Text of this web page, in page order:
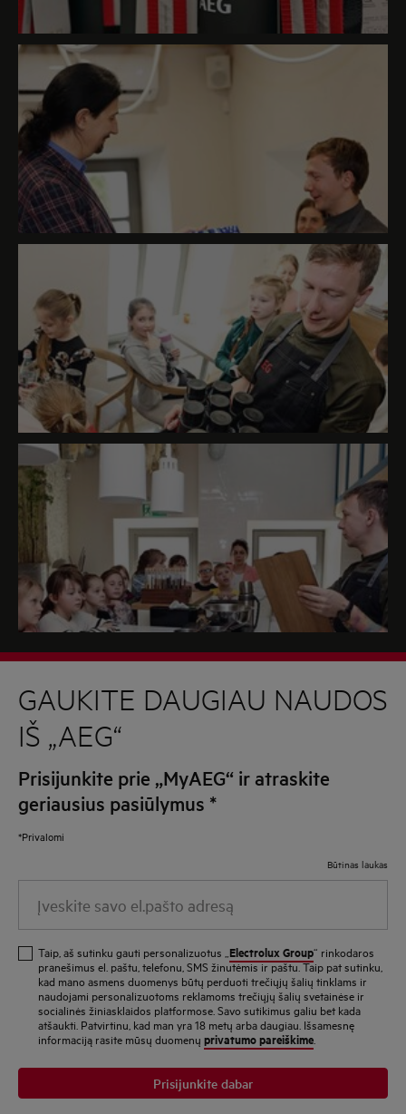
GAUKITE DAUGIAU NAUDOS
IŠ „AEG“
Prisijunkite prie „MyAEG“ ir atraskite
geriausius pasiūlymus *
*Privalomi
Būtinas laukas
savo
adresą
Taip, aš sutinku gauti personalizuotus „ Electrolux Group“ rinkodaros
pranešimus el. paštu, telefonu, SMS žinutėmis ir paštu. Taip pat sutinku,
kad mano asmens duomenys būtų perduoti trečiųjų šalių tinklams ir
naudojami personalizuotoms reklamoms trečiųjų šalių svetainėse ir
socialinės žiniasklaidos platformose. Savo sutikimus galiu bet kada
atšaukti. Patvirtinu, kad man yra 18 metų arba daugiau. Išsamesnę
informaciją rasite mūsų duomenų privatumo pareiškime
Prisijunkite dabar